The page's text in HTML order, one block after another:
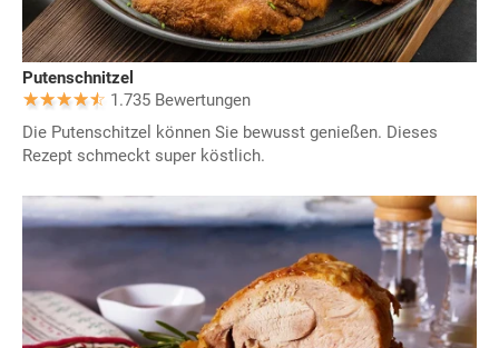
Putenschnitzel
1.735 Bewertungen
Die Putenschitzel können Sie bewusst genießen. Dieses
Rezept schmeckt super köstlich.